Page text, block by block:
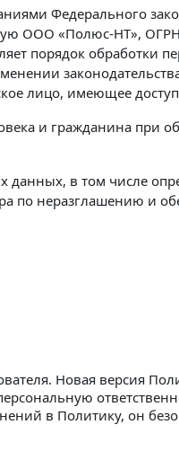
Федерального
ООО «Полюс-НТ»,
порядок обработки
лицо, имеющее доступ
и гражданина при
в том числе
по неразглашению и
Новая версия
в Политику, он